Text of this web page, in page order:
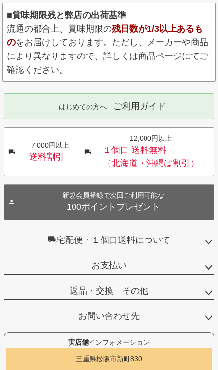
■賞味期限残と弊店の出荷基準
流通の都合上、賞味期限の残日数が1/3以上あるも
のをお届けしております。ただし、メーカーや商品
により異なりますので、詳しくは商品ページにてご
確認ください。
はじめての方へ ご利用ガイド
7,000円以上
送料割引
12,000円以上
１個口 送料無料
（北海道・沖縄は割引）
新規会員登録で次回ご利用可能な
100ポイントプレゼント
宅配便・１個口送料について
お支払い
返品・交換 その他
お問い合わせ先
実店舗インフォメーション
三重県松阪市新町830